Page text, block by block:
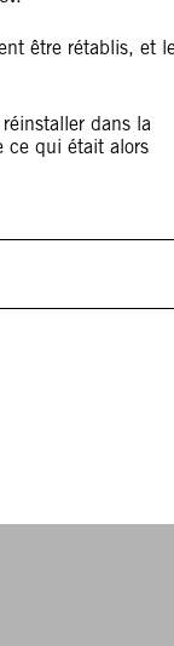
être rétablis, et
dans la
ce qui était alors